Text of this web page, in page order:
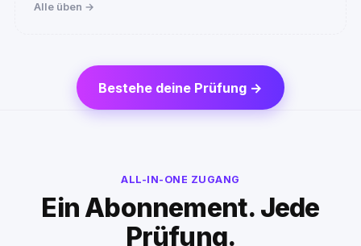
Alle üben →
Bestehe deine Prüfung →
ALL-IN-ONE ZUGANG
Ein Abonnement. Jede
Prüfung.